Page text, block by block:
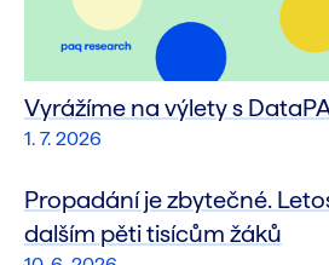
1. 7. 2026
Vyrážíme na výlety s
Propadání je zbytečné.
dalším pěti tisícům žáků